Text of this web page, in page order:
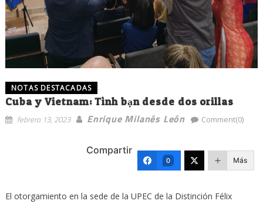
NOTAS DESTACADAS
Cuba y Vietnam: Tình bạn desde dos orillas
febrero 13, 2023 Enrique Milanés León Comment(0)
Compartir
0 Más
El otorgamiento en la sede de la UPEC de la Distinción Félix